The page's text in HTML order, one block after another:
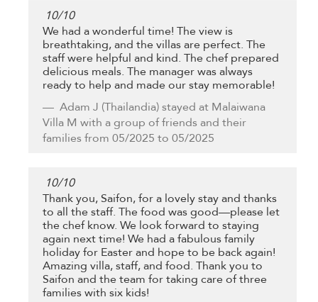
10/10
We had a wonderful time! The view is
breathtaking, and the villas are perfect. The
staff were helpful and kind. The chef prepared
delicious meals. The manager was always
ready to help and made our stay memorable!
Adam J (Thailandia) stayed at Malaiwana
Villa M with a group of friends and their
families from 05/2025 to 05/2025
10/10
Thank you, Saifon, for a lovely stay and thanks
to all the staff. The food was good—please let
the chef know. We look forward to staying
again next time! We had a fabulous family
holiday for Easter and hope to be back again!
Amazing villa, staff, and food. Thank you to
Saifon and the team for taking care of three
families with six kids!